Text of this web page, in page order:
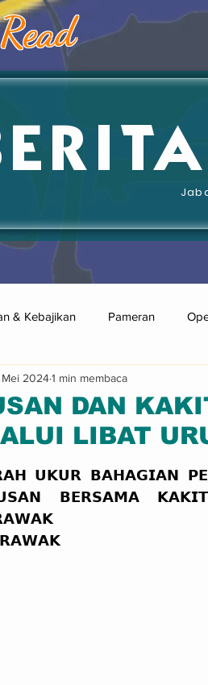
& Kebajikan Pameran
Program
DAN
LIBAT
20241 min membaca
𝗨𝗞𝗨𝗥 𝗕𝗔𝗛𝗔𝗚𝗜𝗔𝗡
𝗕𝗘𝗥𝗦𝗔𝗠𝗔